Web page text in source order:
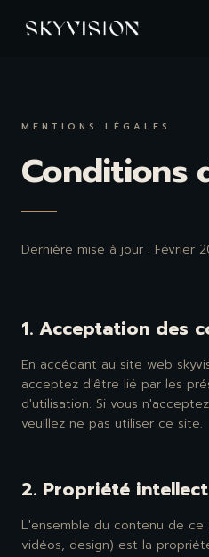
MENTIONS LÉGALES
Conditions
Dernière mise à jour : Février
1. Acceptation des
En accédant au site web
acceptez d'être lié par les
d'utilisation. Si vous
veuillez ne pas utiliser ce site.
2. Propriété
L'ensemble du contenu de
vidéos, design) est la